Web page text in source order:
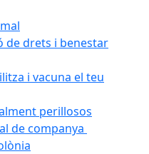
de drets i benestar
i vacuna el teu
perillosos
de companya